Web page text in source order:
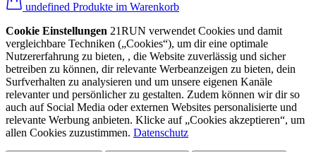
undefined Produkte im Warenkorb
Cookie Einstellungen 21RUN verwendet Cookies und damit
vergleichbare Techniken („Cookies“), um dir eine optimale
Nutzererfahrung zu bieten, , die Website zuverlässig und sicher
betreiben zu können, dir relevante Werbeanzeigen zu bieten, dein
Surfverhalten zu analysieren und um unsere eigenen Kanäle
relevanter und persönlicher zu gestalten. Zudem können wir dir so
auch auf Social Media oder externen Websites personalisierte und
relevante Werbung anbieten. Klicke auf „Cookies akzeptieren“, um
allen Cookies zuzustimmen. Datenschutz